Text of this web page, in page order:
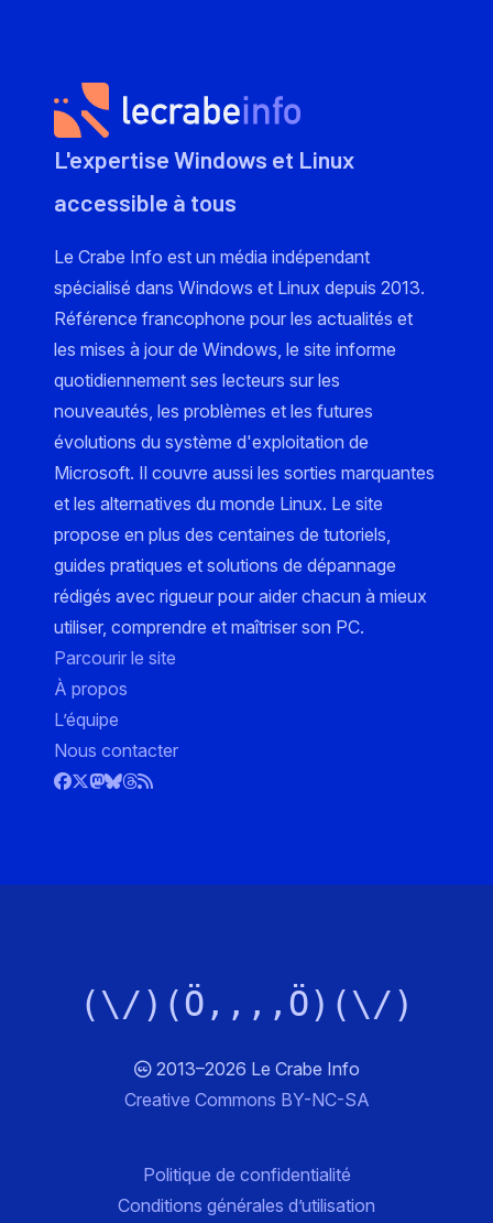
L'expertise Windows et Linux
accessible à tous
Le Crabe Info est un média indépendant
spécialisé dans Windows et Linux depuis 2013.
Référence francophone pour les actualités et
les mises à jour de Windows, le site informe
quotidiennement ses lecteurs sur les
nouveautés, les problèmes et les futures
évolutions du système d'exploitation de
Microsoft. Il couvre aussi les sorties marquantes
et les alternatives du monde Linux. Le site
propose en plus des centaines de tutoriels,
guides pratiques et solutions de dépannage
rédigés avec rigueur pour aider chacun à mieux
utiliser, comprendre et maîtriser son PC.
Parcourir le site
À propos
L’équipe
Nous contacter
(\/)(Ö,,,,Ö)(\/)
2013–2026 Le Crabe Info
Creative Commons BY-NC-SA
Politique de confidentialité
Conditions générales d’utilisation